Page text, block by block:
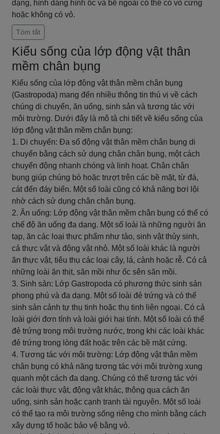
dạng, hình dáng hình ốc và bề ngoài có thể có vỏ cứng
hoặc không có vỏ.
Tóm tắt
Kiểu sống của lớp động vật thân
mềm chân bụng
Kiểu sống của lớp động vật thân mềm chân bụng
(Gastropoda) mang đến nhiều thông tin thú vị về cách
chúng di chuyển, ăn uống, sinh sản và tương tác với
môi trường. Dưới đây là mô tả chi tiết về kiểu sống của
lớp động vật thân mềm chân bụng:
1. Di chuyển: Đa số động vật thân mềm chân bụng di
chuyển bằng cách sử dụng chân chân bụng, một cách
chuyển động nhanh chóng và linh hoạt. Chân chân
bụng giúp chúng bò hoặc trượt trên các bề mặt, từ đá,
cát đến đáy biển. Một số loài cũng có khả năng bơi lội
nhờ cách sử dụng chân chân bụng.
2. Ăn uống: Lớp động vật thân mềm chân bụng có thể có
chế độ ăn uống đa dạng. Một số loài là những người ăn
tạp, ăn các loại thực phẩm như tảo, sinh vật thủy sinh,
cả thực vật và động vật nhỏ. Một số loài khác là người
ăn thực vật, tiêu thụ các loại cây, lá, cành hoặc rễ. Có cả
những loài ăn thịt, săn mồi như ốc sên săn mồi.
3. Sinh sản: Lớp Gastropoda có phương thức sinh sản
phong phú và đa dạng. Một số loài đẻ trứng và có thể
sinh sản cảnh tự thụ tinh hoặc thụ tinh liên ngoại. Có cả
loài giới đơn tính và loài giới hai tính. Một số loài có thể
đẻ trứng trong môi trường nước, trong khi các loài khác
đẻ trứng trong lòng đất hoặc trên các bề mặt cứng.
4. Tương tác với môi trường: Lớp động vật thân mềm
chân bụng có khả năng tương tác với môi trường xung
quanh một cách đa dạng. Chúng có thể tương tác với
các loài thực vật, động vật khác, thông qua cách ăn
uống, sinh sản hoặc cạnh tranh tài nguyên. Một số loài
có thể tạo ra môi trường sống riêng cho mình bằng cách
xây dựng tổ hoặc bảo vệ bằng vỏ.